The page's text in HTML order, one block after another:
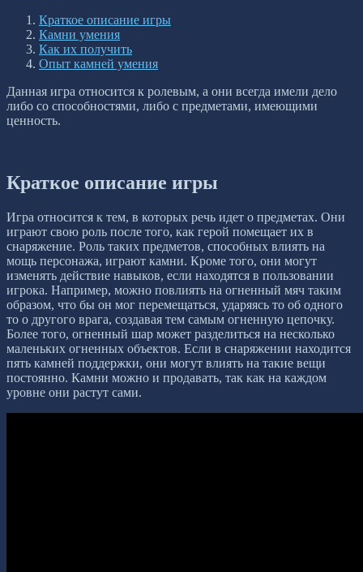
Краткое описание игры
Камни умения
Как их получить
Опыт камней умения
Данная игра относится к ролевым, а они всегда имели дело
либо со способностями, либо с предметами, имеющими
ценность.
Краткое описание игры
Игра относится к тем, в которых речь идет о предметах. Они
играют свою роль после того, как герой помещает их в
снаряжение. Роль таких предметов, способных влиять на
мощь персонажа, играют камни. Кроме того, они могут
изменять действие навыков, если находятся в пользовании
игрока. Например, можно повлиять на огненный мяч таким
образом, что бы он мог перемещаться, ударяясь то об одного
то о другого врага, создавая тем самым огненную цепочку.
Более того, огненный шар может разделиться на несколько
маленьких огненных объектов. Если в снаряжении находится
пять камней поддержки, они могут влиять на такие вещи
постоянно. Камни можно и продавать, так как на каждом
уровне они растут сами.